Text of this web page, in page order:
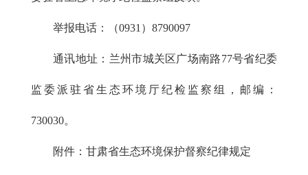
举报电话：（0931）8790097
通讯地址：兰州市城关区广场南路77号省纪委
监委派驻省生态环境厅纪检监察组，邮编：
730030。
附件：甘肃省生态环境保护督察纪律规定